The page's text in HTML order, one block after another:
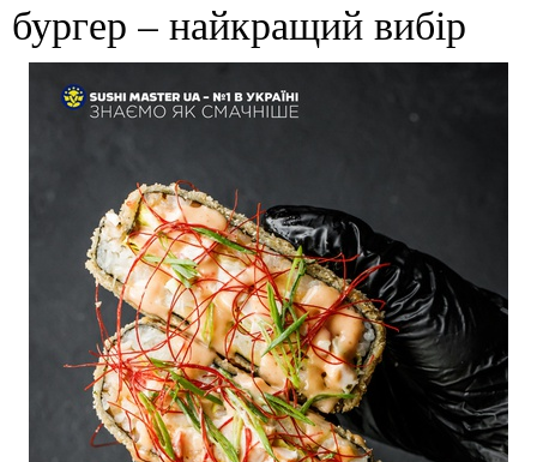
бургер – найкращий вибір